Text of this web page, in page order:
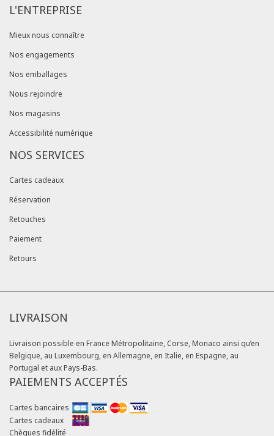
L'ENTREPRISE
Mieux nous connaître
Nos engagements
Nos emballages
Nous rejoindre
Nos magasins
Accessibilité numérique
NOS SERVICES
Cartes cadeaux
Réservation
Retouches
Paiement
Retours
LIVRAISON
Livraison possible en France Métropolitaine, Corse, Monaco ainsi qu’en
Belgique, au Luxembourg, en Allemagne, en Italie, en Espagne, au
Portugal et aux Pays-Bas.
PAIEMENTS ACCEPTÉS
Cartes bancaires
Cartes cadeaux
Chèques fidélité